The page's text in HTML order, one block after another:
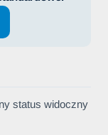
status widoczny